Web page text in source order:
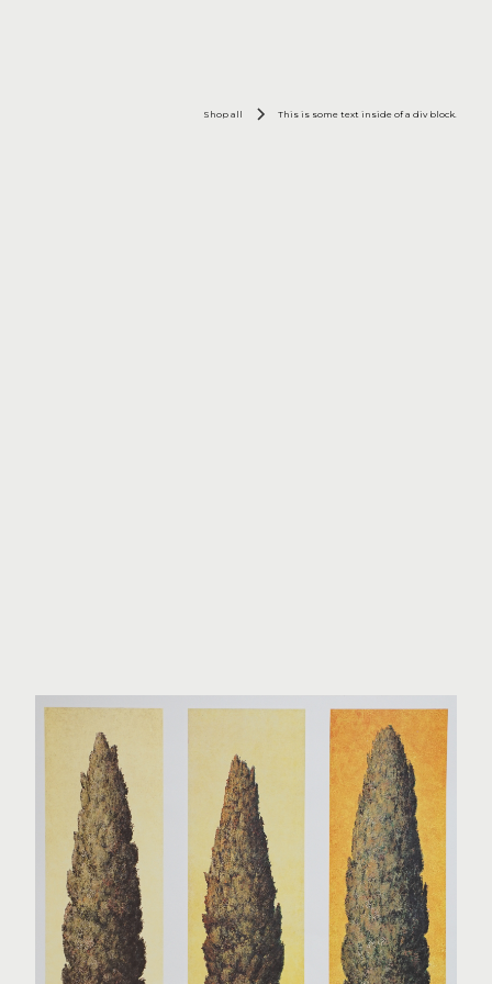
Shop all This is some text inside of a div block.
o.T.
Folkert Rasch 1
Farb-Lithographie, 1996, 80/80 cm
Anfragen
Gratis Versand ab 1000€